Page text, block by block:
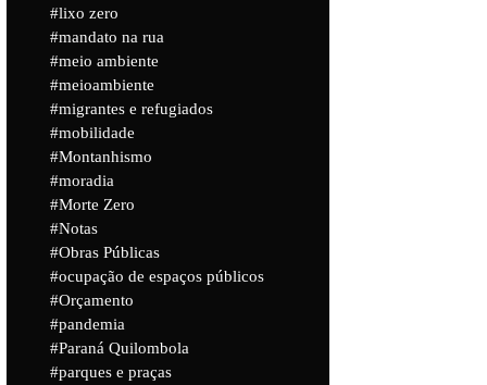
lixo zero
mandato na rua
meio ambiente
meioambiente
migrantes e refugiados
mobilidade
Montanhismo
moradia
Morte Zero
Notas
Obras Públicas
ocupação de espaços públicos
Orçamento
pandemia
Paraná Quilombola
parques e praças